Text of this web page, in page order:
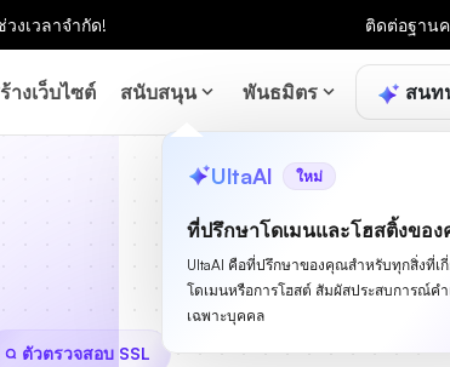
งเวลาจำกัด! ติดต่อฐาน
างเว็บไซต์ สนับสนุน พันธมิตร สนท
UltaAI ใหม่
ที่ปรึกษาโดเมนและโฮสติ้งขอ
UltaAI คือที่ปรึกษาของคุณสำหรับทุกสิ่งที่เ
โดเมนหรือการโฮสต์ สัมผัสประสบการณ์ค
เฉพาะบุคคล
ตัวตรวจสอบ SSL